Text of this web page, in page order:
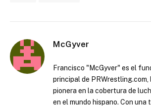
McGyver
Francisco "McGyver" es el
principal de
pionera en la cobertura de
en el mundo hispano. Con una